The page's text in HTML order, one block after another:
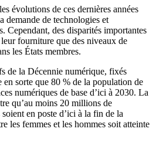
évolutions de ces dernières années
demande de technologies et
Cependant, des disparités importantes
fourniture que des niveaux de
les États membres.
de la Décennie numérique, fixés
en sorte que 80 % de la population de
numériques de base d’ici à 2030. La
qu’au moins 20 millions de
en poste d’ici à la fin de la
les femmes et les hommes soit atteinte